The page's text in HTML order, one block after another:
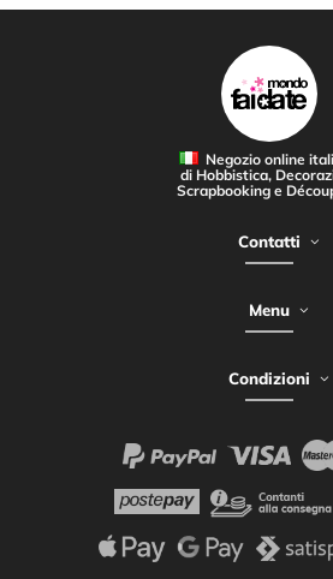
Negozio online
di Hobbistica,
Scrapbooking e
Contatti
Menu
Condizioni